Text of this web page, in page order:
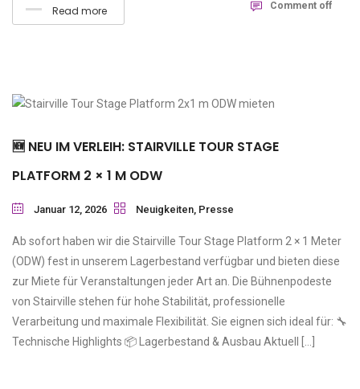
Read more Comment off
🆕 NEU IM VERLEIH: STAIRVILLE TOUR STAGE
PLATFORM 2 × 1 M ODW
Januar 12, 2026 Neuigkeiten, Presse
Ab sofort haben wir die Stairville Tour Stage Platform 2 × 1 Meter
(ODW) fest in unserem Lagerbestand verfügbar und bieten diese
zur Miete für Veranstaltungen jeder Art an. Die Bühnenpodeste
von Stairville stehen für hohe Stabilität, professionelle
Verarbeitung und maximale Flexibilität. Sie eignen sich ideal für: 🔧
Technische Highlights 📦 Lagerbestand & Ausbau Aktuell […]